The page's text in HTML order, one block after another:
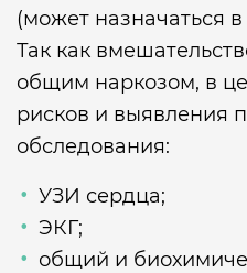
(может назначаться
Так как
общим наркозом, в
рисков и выявления
обследования:
УЗИ сердца;
ЭКГ;
общий и